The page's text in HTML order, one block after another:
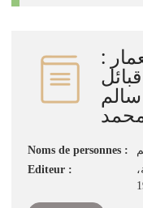
:
Noms de personnes :
Editeur :